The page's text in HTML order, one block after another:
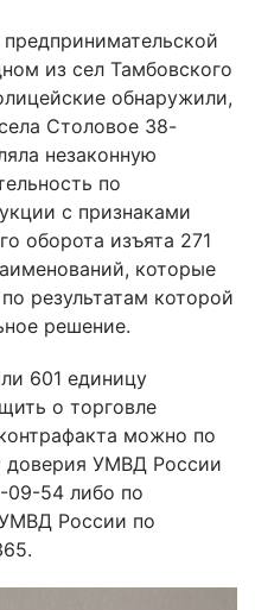
из сел Тамбовского
обнаружили,
Столовое 38-
незаконную
по
с признаками
оборота изъята 271
которые
результатам которой
решение.
601 единицу
о торговле
можно по
доверия УМВД России
09-54 либо по
России по